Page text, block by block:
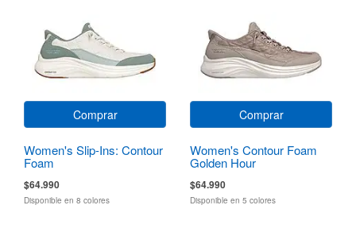
Comprar
Women's Slip-Ins: Contour
Foam
$64.990
Disponible en 8 colores
Comprar
Women's Contour Foam
Golden Hour
$64.990
Disponible en 5 colores